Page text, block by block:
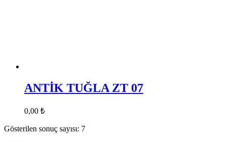
ANTİK TUĞLA ZT 07
0,00 ₺
Gösterilen sonuç sayısı: 7